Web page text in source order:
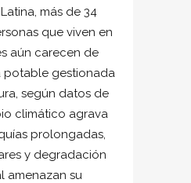
más de 34
que viven en
aún carecen de
potable gestionada
según datos de
climático agrava
prolongadas,
y degradación
amenazan su